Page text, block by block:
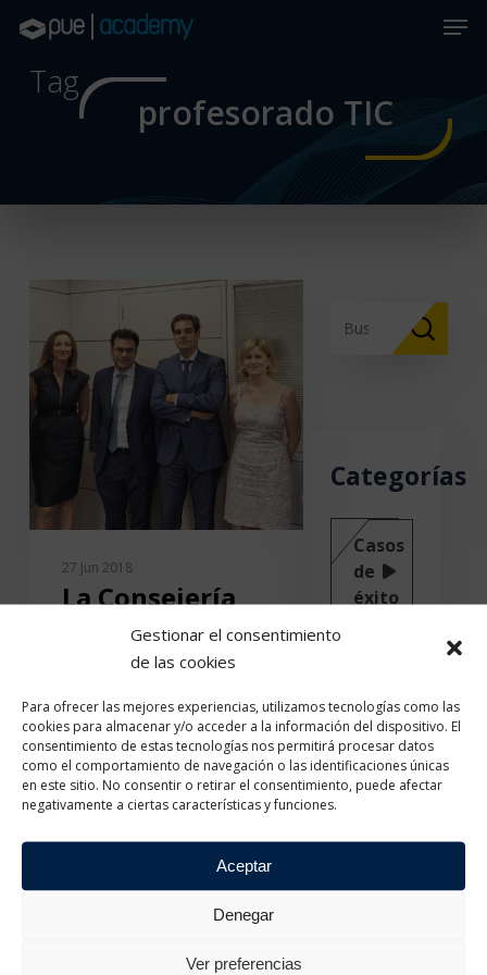
Gestionar el consentimiento
de las cookies
Para ofrecer las mejores experiencias, utilizamos tecnologías como las
cookies para almacenar y/o acceder a la información del dispositivo. El
consentimiento de estas tecnologías nos permitirá procesar datos
como el comportamiento de navegación o las identificaciones únicas
en este sitio. No consentir o retirar el consentimiento, puede afectar
negativamente a ciertas características y funciones.
Aceptar
Denegar
Ver preferencias
main
content
Tag
profesorado TIC
27 Jun 2018
La Consejería
de Educación de
Madrid, Cisco y
PUE firman un
acuerdo para la
formación de
profesores y
General de Becas y
Ayudas al Estudio de la
Categorías
Casos
de
éxito
Noticias
Programas
Programas